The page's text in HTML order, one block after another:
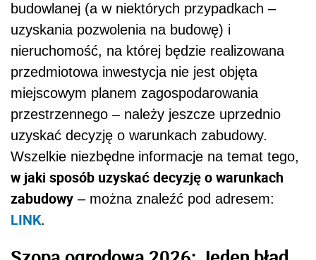
budowlanej (a w niektórych przypadkach –
uzyskania pozwolenia na budowę) i
nieruchomość, na której będzie realizowana
przedmiotowa inwestycja nie jest objęta
miejscowym planem zagospodarowania
przestrzennego – należy jeszcze uprzednio
uzyskać decyzję o warunkach zabudowy.
Wszelkie niezbędne informacje na temat tego,
w jaki sposób uzyskać decyzję o warunkach
zabudowy – można znaleźć pod adresem:
LINK.